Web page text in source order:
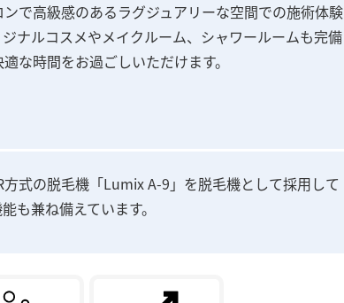
で高級感のあるラグジュアリーな空間での施術体験
ナルコスメやメイクルーム、シャワールームも完備
な時間をお過ごしいただけます。
式の脱毛機「Lumix A-9」を脱毛機として採用して
も兼ね備えています。